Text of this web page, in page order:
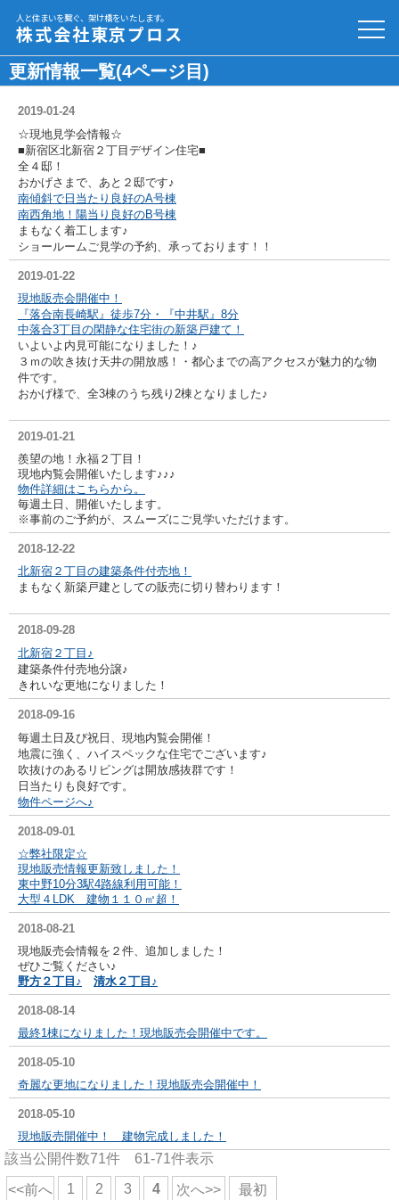
人と住まいを繋ぐ、架け橋をいたします。
株式会社東京プロス
更新情報一覧(4ページ目)
2019-01-24
☆現地見学会情報☆
■新宿区北新宿２丁目デザイン住宅■
全４邸！
おかげさまで、あと２邸です♪
南傾斜で日当たり良好のA号棟
南西角地！陽当り良好のB号棟
まもなく着工します♪
ショールームご見学の予約、承っております！！
2019-01-22
現地販売会開催中！
『落合南長崎駅』徒歩7分・『中井駅』8分
中落合3丁目の閑静な住宅街の新築戸建て！
いよいよ内見可能になりました！♪
３ｍの吹き抜け天井の開放感！・都心までの高アクセスが魅力的な物
件です。
おかげ様で、全3棟のうち残り2棟となりました♪
2019-01-21
羨望の地！永福２丁目！
現地内覧会開催いたします♪♪♪
物件詳細はこちらから。
毎週土日、開催いたします。
※事前のご予約が、スムーズにご見学いただけます。
2018-12-22
北新宿２丁目の建築条件付売地！
まもなく新築戸建としての販売に切り替わります！
2018-09-28
北新宿２丁目♪
建築条件付売地分譲♪
きれいな更地になりました！
2018-09-16
毎週土日及び祝日、現地内覧会開催！
地震に強く、ハイスペックな住宅でございます♪
吹抜けのあるリビングは開放感抜群です！
日当たりも良好です。
物件ページへ♪
2018-09-01
☆弊社限定☆
現地販売情報更新致しました！
東中野10分3駅4路線利用可能！
大型４LDK 建物１１０㎡超！
2018-08-21
現地販売会情報を２件、追加しました！
ぜひご覧ください♪
野方２丁目♪
清水２丁目♪
2018-08-14
最終1棟になりました！現地販売会開催中です。
2018-05-10
奇麗な更地になりました！現地販売会開催中！
2018-05-10
現地販売開催中！ 建物完成しました！
該当公開件数71件 61-71件表示
<<前へ 1 2 3 4 次へ>> 最初